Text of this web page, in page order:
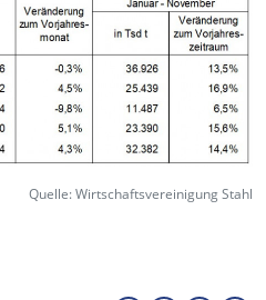
Quelle: Wirtschaftsvereinigung Stahl